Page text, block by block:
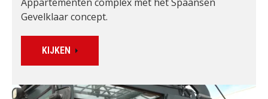
Gevelklaar concept.
KIJKEN